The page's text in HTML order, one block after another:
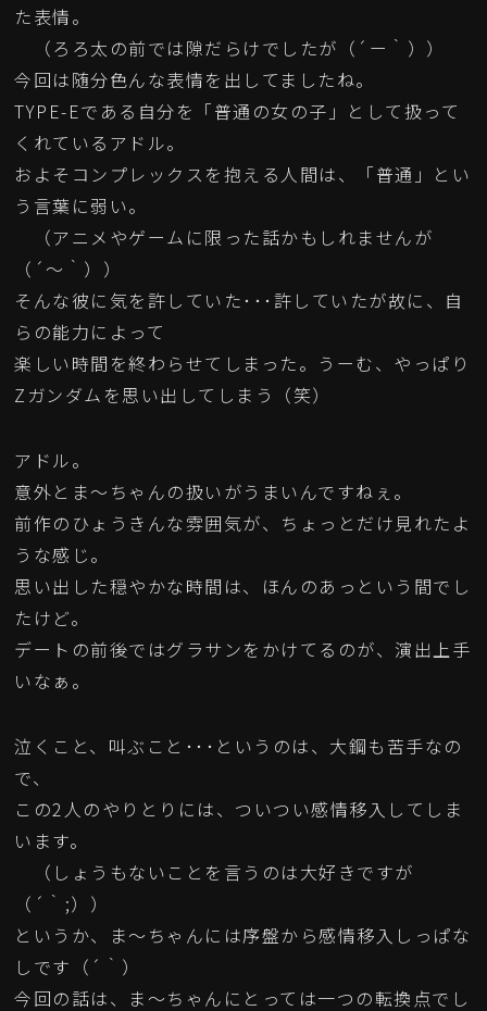
た表情。
（ろろ太の前では隙だらけでしたが（´ー｀））
今回は随分色んな表情を出してましたね。
TYPE-Eである自分を「普通の女の子」として扱って
くれているアドル。
およそコンプレックスを抱える人間は、「普通」とい
う言葉に弱い。
（アニメやゲームに限った話かもしれませんが
（´～｀））
そんな彼に気を許していた･･･許していたが故に、自
らの能力によって
楽しい時間を終わらせてしまった。うーむ、やっぱり
Zガンダムを思い出してしまう（笑）
アドル。
意外とま～ちゃんの扱いがうまいんですねぇ。
前作のひょうきんな雰囲気が、ちょっとだけ見れたよ
うな感じ。
思い出した穏やかな時間は、ほんのあっという間でし
たけど。
デートの前後ではグラサンをかけてるのが、演出上手
いなぁ。
泣くこと、叫ぶこと･･･というのは、大鋼も苦手なの
で、
この2人のやりとりには、ついつい感情移入してしま
います。
（しょうもないことを言うのは大好きですが
（´｀;））
というか、ま～ちゃんには序盤から感情移入しっぱな
しです（´｀）
今回の話は、ま～ちゃんにとっては一つの転換点でし